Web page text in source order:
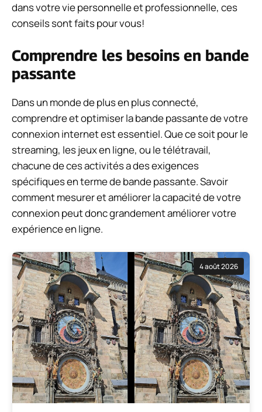
dans votre vie personnelle et professionnelle, ces
conseils sont faits pour vous!
Comprendre les besoins en bande
passante
Dans un monde de plus en plus connecté,
comprendre et optimiser la bande passante de votre
connexion internet est essentiel. Que ce soit pour le
streaming, les jeux en ligne, ou le télétravail,
chacune de ces activités a des exigences
spécifiques en terme de bande passante. Savoir
comment mesurer et améliorer la capacité de votre
connexion peut donc grandement améliorer votre
expérience en ligne.
4 août 2026